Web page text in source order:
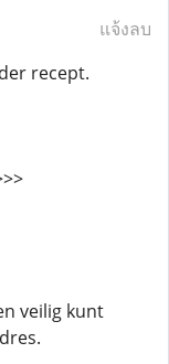
แจ้งลบ
recept.
veilig kunt